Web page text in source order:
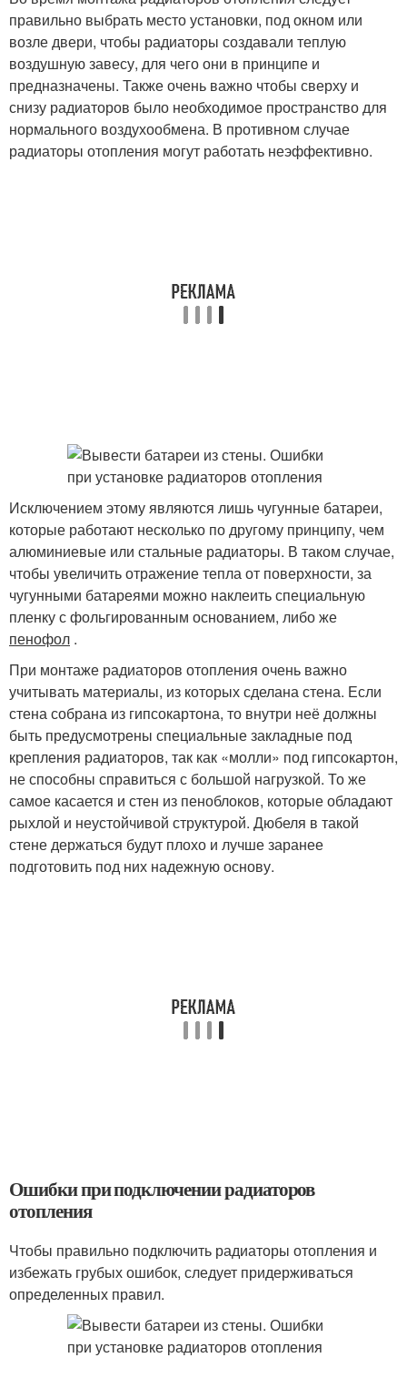
правильно выбрать место установки, под окном или
возле двери, чтобы радиаторы создавали теплую
воздушную завесу, для чего они в принципе и
предназначены. Также очень важно чтобы сверху и
снизу радиаторов было необходимое пространство для
нормального воздухообмена. В противном случае
радиаторы отопления могут работать неэффективно.
Исключением этому являются лишь чугунные батареи,
которые работают несколько по другому принципу, чем
алюминиевые или стальные радиаторы. В таком случае,
чтобы увеличить отражение тепла от поверхности, за
чугунными батареями можно наклеить специальную
пленку с фольгированным основанием, либо же
пенофол .
При монтаже радиаторов отопления очень важно
учитывать материалы, из которых сделана стена. Если
стена собрана из гипсокартона, то внутри неё должны
быть предусмотрены специальные закладные под
крепления радиаторов, так как «молли» под гипсокартон,
не способны справиться с большой нагрузкой. То же
самое касается и стен из пеноблоков, которые обладают
рыхлой и неустойчивой структурой. Дюбеля в такой
стене держаться будут плохо и лучше заранее
подготовить под них надежную основу.
Ошибки при подключении радиаторов
отопления
Чтобы правильно подключить радиаторы отопления и
избежать грубых ошибок, следует придерживаться
определенных правил.